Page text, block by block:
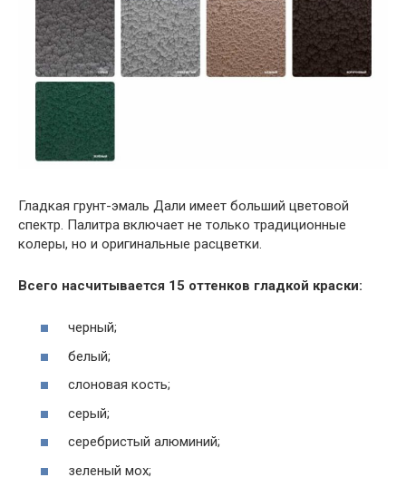
Гладкая грунт-эмаль Дали имеет больший цветовой
спектр. Палитра включает не только традиционные
колеры, но и оригинальные расцветки.
Всего насчитывается 15 оттенков гладкой краски:
черный;
белый;
слоновая кость;
серый;
серебристый алюминий;
зеленый мох;